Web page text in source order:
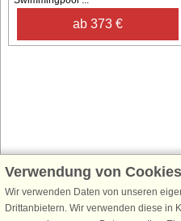
ab 373 €
Schließen Sie sich 100.000
Erhalten Sie einen
Ferienhausurlaub - melden Sie sich
Verwendung von Cookies
Wir verwenden Daten von unseren
Drittanbietern. Wir verwenden diese in